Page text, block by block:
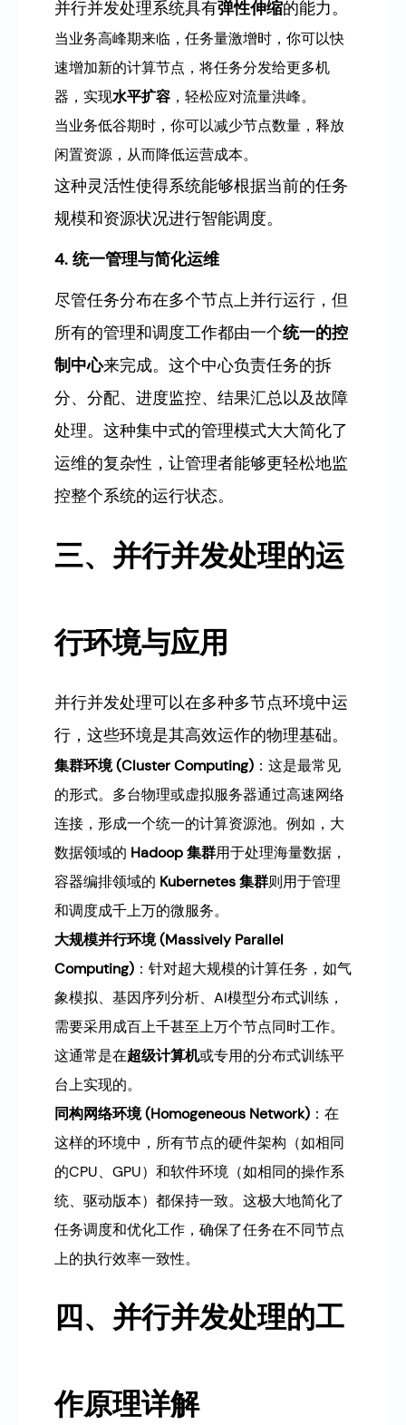
并行并发处理系统具有弹性伸缩的能力。
当业务高峰期来临，任务量激增时，你可以快
速增加新的计算节点，将任务分发给更多机
器，实现水平扩容 ，轻松应对流量洪峰。
当业务低谷期时，你可以减少节点数量，释放
闲置资源，从而降低运营成本。
这种灵活性使得系统能够根据当前的任务
规模和资源状况进行智能调度。
4. 统一管理与简化运维
尽管任务分布在多个节点上并行运行，但
所有的管理和调度工作都由一个统一的控
制中心来完成。这个中心负责任务的拆
分、分配、进度监控、结果汇总以及故障
处理。这种集中式的管理模式大大简化了
运维的复杂性，让管理者能够更轻松地监
控整个系统的运行状态。
三、并行并发处理的运
行环境与应用
并行并发处理可以在多种多节点环境中运
行，这些环境是其高效运作的物理基础。
集群环境 (Cluster Computing) ：这是最常见
的形式。多台物理或虚拟服务器通过高速网络
连接，形成一个统一的计算资源池。例如，大
数据领域的 Hadoop 集群用于处理海量数据，
容器编排领域的 Kubernetes 集群则用于管理
和调度成千上万的微服务。
大规模并行环境 (Massively Parallel
Computing) ：针对超大规模的计算任务，如气
象模拟、基因序列分析、AI模型分布式训练，
需要采用成百上千甚至上万个节点同时工作。
这通常是在超级计算机或专用的分布式训练平
台上实现的。
同构网络环境 (Homogeneous Network) ：在
这样的环境中，所有节点的硬件架构（如相同
的CPU、GPU）和软件环境（如相同的操作系
统、驱动版本）都保持一致。这极大地简化了
任务调度和优化工作，确保了任务在不同节点
上的执行效率一致性。
四、并行并发处理的工
作原理详解